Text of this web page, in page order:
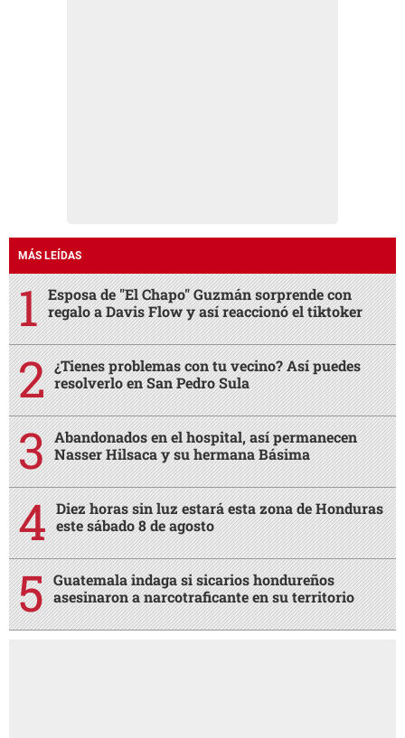
MÁS LEÍDAS
Esposa de "El Chapo" Guzmán sorprende con
regalo a Davis Flow y así reaccionó el tiktoker
¿Tienes problemas con tu vecino? Así puedes
resolverlo en San Pedro Sula
Abandonados en el hospital, así permanecen
Nasser Hilsaca y su hermana Básima
Diez horas sin luz estará esta zona de Honduras
este sábado 8 de agosto
Guatemala indaga si sicarios hondureños
asesinaron a narcotraficante en su territorio